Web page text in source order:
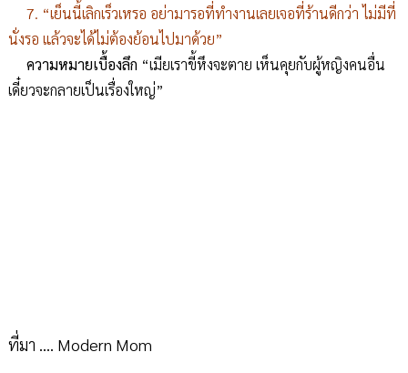
7. “เย็นนี้เลิกเร็วเหรอ อย่ามารอที่ทำงานเลยเจอที่ร้านดีกว่า ไม่มีที่
นั่งรอ แล้วจะได้ไม่ต้องย้อนไปมาด้วย”
ความหมายเบื้องลึก “เมียเราขี้หึงจะตาย เห็นคุยกับผู้หญิงคนอื่น
เดี๋ยวจะกลายเป็นเรื่องใหญ่”
ที่มา .... Modern Mom